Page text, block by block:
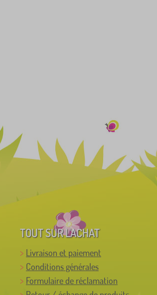
TOUT SUR L'ACHAT
Livraison et paiement
Conditions générales
Formulaire de réclamation